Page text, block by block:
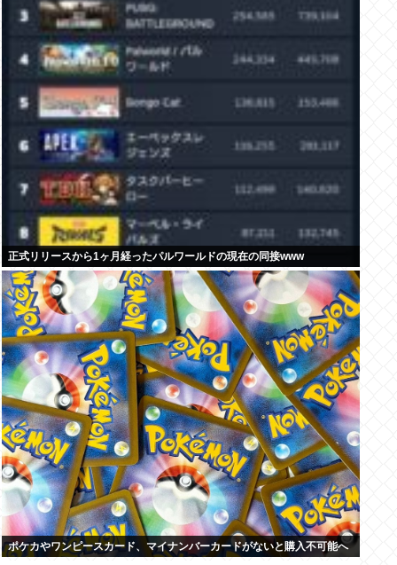
正式リリースから1ヶ月経ったパルワールドの現在の同接www
ポケカやワンピースカード、マイナンバーカードがないと購入不可能へ